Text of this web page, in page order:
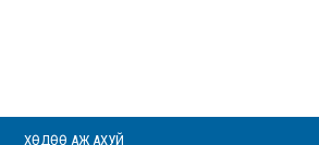
ХӨДӨӨ АЖ АХУЙ